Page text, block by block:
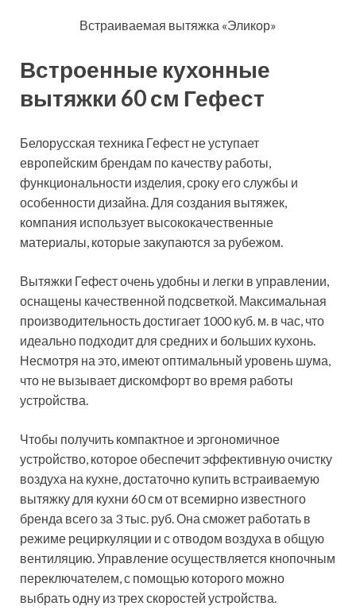
Встраиваемая вытяжка «Эликор»
Встроенные кухонные
вытяжки 60 см Гефест
Белорусская техника Гефест не уступает
европейским брендам по качеству работы,
функциональности изделия, сроку его службы и
особенности дизайна. Для создания вытяжек,
компания использует высококачественные
материалы, которые закупаются за рубежом.
Вытяжки Гефест очень удобны и легки в управлении,
оснащены качественной подсветкой. Максимальная
производительность достигает 1000 куб. м. в час, что
идеально подходит для средних и больших кухонь.
Несмотря на это, имеют оптимальный уровень шума,
что не вызывает дискомфорт во время работы
устройства.
Чтобы получить компактное и эргономичное
устройство, которое обеспечит эффективную очистку
воздуха на кухне, достаточно купить встраиваемую
вытяжку для кухни 60 см от всемирно известного
бренда всего за 3 тыс. руб. Она сможет работать в
режиме рециркуляции и с отводом воздуха в общую
вентиляцию. Управление осуществляется кнопочным
переключателем, с помощью которого можно
выбрать одну из трех скоростей устройства.